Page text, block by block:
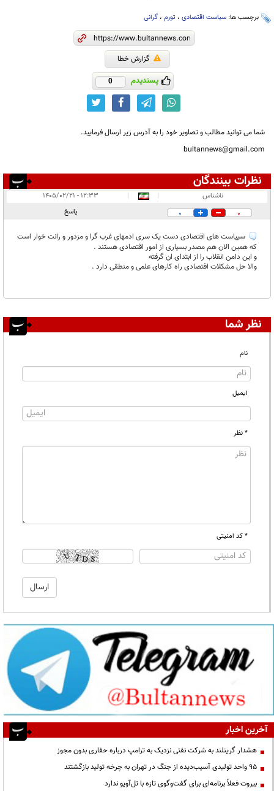
برچسب ها: سیاست اقتصادی ، تورم ، گرانی
گزارش خطا
پسندیدم 0
شما می توانید مطالب و تصاویر خود را به آدرس زیر ارسال فرمایید.
bultannews@gmail.com
نظرات بینندگان
در انتظار بررسی:
ناشناس |
|
۱۲:۳۳ - ۱۴۰۵/۰۲/۲۱
0
0 پاسخ
سییاست های اقتصادی دست یک سری ادمهای غرب گرا و مزدور و رانت خوار است
که همین الان هم مصدر بسیاری از امور اقتصادی هستند .
و این دامن انقلاب را از ابتدای ان گرفته
والا حل مشکلات اقتصادی راه کارهای علمی و منطقی دارد .
نظر شما
نام
ایمیل
* نظر
* کد امنیتی
آخرین اخبار
هشدار گرینلند به شرکت نفتی نزدیک به ترامپ درباره حفاری بدون مجوز
95 واحد تولیدی آسیب‌دیده از جنگ در تهران به چرخه تولید بازگشتند
بیروت فعلاً برنامه‌ای برای گفت‌وگوی تازه با تل‌آویو ندارد